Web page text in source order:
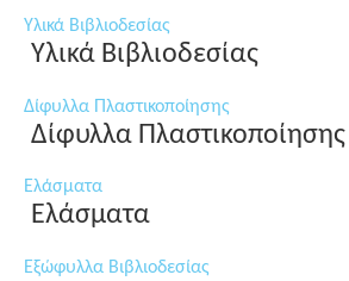
Υλικά Βιβλιοδεσίας
Υλικά Βιβλιοδεσίας
Δίφυλλα Πλαστικοποίησης
Δίφυλλα Πλαστικοποίησης
Ελάσματα
Ελάσματα
Εξώφυλλα Βιβλιοδεσίας